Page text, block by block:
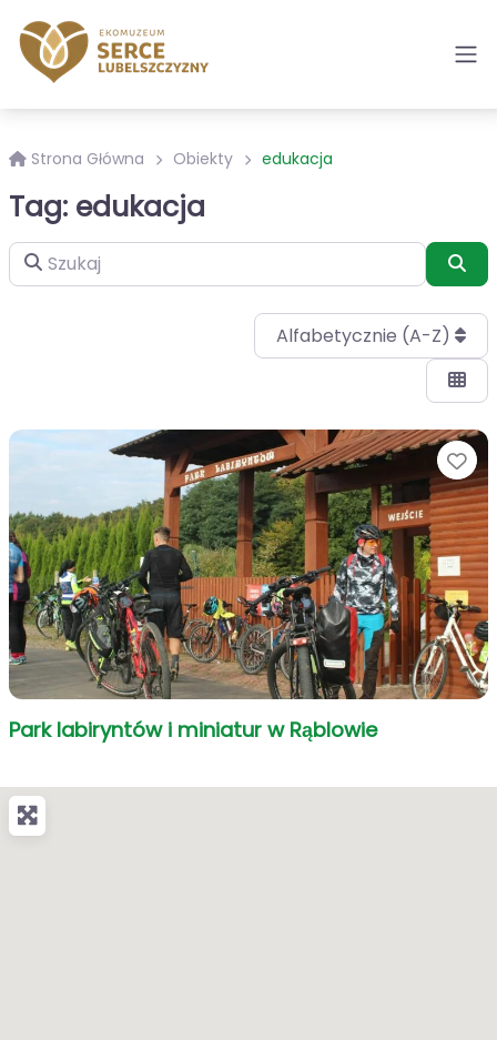
Strona Główna Obiekty edukacja
Tag: edukacja
Szukaj
Alfabetycznie (A-Z)
Park labiryntów i miniatur w Rąblowie